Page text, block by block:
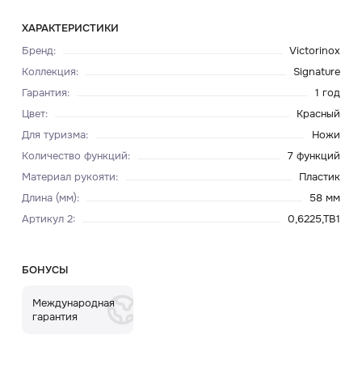
ХАРАКТЕРИСТИКИ
Бренд:
Victorinox
Коллекция:
Signature
Гарантия:
1 год
Цвет:
Красный
Для туризма:
Ножи
Количество функций:
7 функций
Материал рукояти:
Пластик
Длина (мм):
58 мм
Артикул 2: 0,6225,TB1
БОНУСЫ
Международная
гарантия